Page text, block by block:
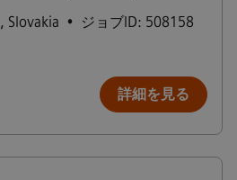
, Slovakia • ジョブID: 508158
詳細を見る